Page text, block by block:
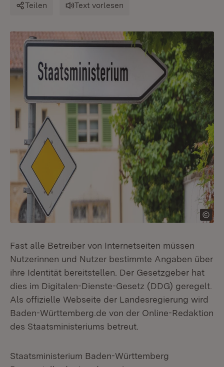
Teilen Text vorlesen
Fast alle Betreiber von Internetseiten müssen
Nutzerinnen und Nutzer bestimmte Angaben über
ihre Identität bereitstellen. Der Gesetzgeber hat
dies im Digitalen-Dienste-Gesetz (DDG) geregelt.
Als offizielle Webseite der Landesregierung wird
Baden-Württemberg.de von der Online-Redaktion
des Staatsministeriums betreut.
Staatsministerium Baden-Württemberg